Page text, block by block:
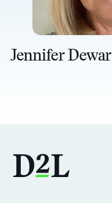
Jennifer Dewar